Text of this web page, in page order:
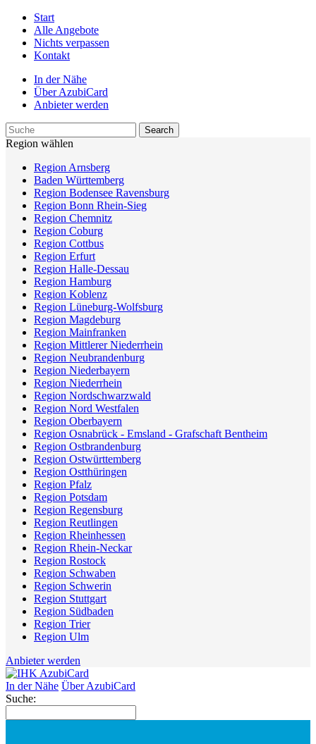
Start
Alle Angebote
Nichts verpassen
Kontakt
In der Nähe
Über AzubiCard
Anbieter werden
Region wählen
Region Arnsberg
Baden Württemberg
Region Bodensee Ravensburg
Region Bonn Rhein-Sieg
Region Chemnitz
Region Coburg
Region Cottbus
Region Erfurt
Region Halle-Dessau
Region Hamburg
Region Koblenz
Region Lüneburg-Wolfsburg
Region Magdeburg
Region Mainfranken
Region Mittlerer Niederrhein
Region Neubrandenburg
Region Niederbayern
Region Niederrhein
Region Nordschwarzwald
Region Nord Westfalen
Region Oberbayern
Region Osnabrück - Emsland - Grafschaft Bentheim
Region Ostbrandenburg
Region Ostwürttemberg
Region Ostthüringen
Region Pfalz
Region Potsdam
Region Regensburg
Region Reutlingen
Region Rheinhessen
Region Rhein-Neckar
Region Rostock
Region Schwaben
Region Schwerin
Region Stuttgart
Region Südbaden
Region Trier
Region Ulm
Anbieter werden
In der Nähe Über AzubiCard
Suche: